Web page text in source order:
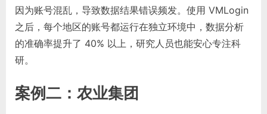
因为账号混乱，导致数据结果错误频发。使用 VMLogin
之后，每个地区的账号都运行在独立环境中，数据分析
的准确率提升了 40% 以上，研究人员也能安心专注科
研。
案例二：农业集团